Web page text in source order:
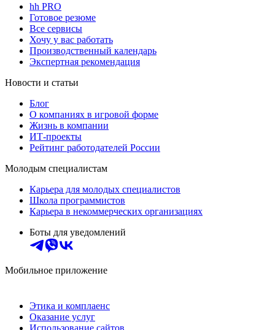
hh PRO
Готовое резюме
Все сервисы
Хочу у вас работать
Производственный календарь
Экспертная рекомендация
Новости и статьи
Блог
О компаниях в игровой форме
Жизнь в компании
ИТ-проекты
Рейтинг работодателей России
Молодым специалистам
Карьера для молодых специалистов
Школа программистов
Карьера в некоммерческих организациях
Боты для уведомлений
Мобильное приложение
Этика и комплаенс
Оказание услуг
Использование сайтов